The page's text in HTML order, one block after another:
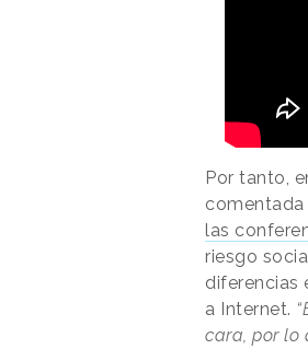
Por tanto,
comentada
las
riesgo
diferencias
a Internet.
cara, por lo